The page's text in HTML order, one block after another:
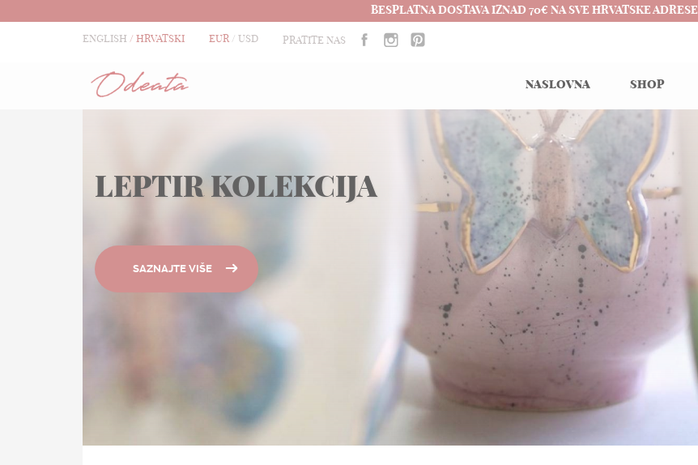
BESPLATNA DOSTAVA IZNAD 70€ NA SVE HRVATSKE ADRESE
ENGLISH HRVATSKI EUR USD PRATITE NAS
NASLOVNA SHOP
LEPTIR KOLEKCIJA
SAZNAJTE VIŠE